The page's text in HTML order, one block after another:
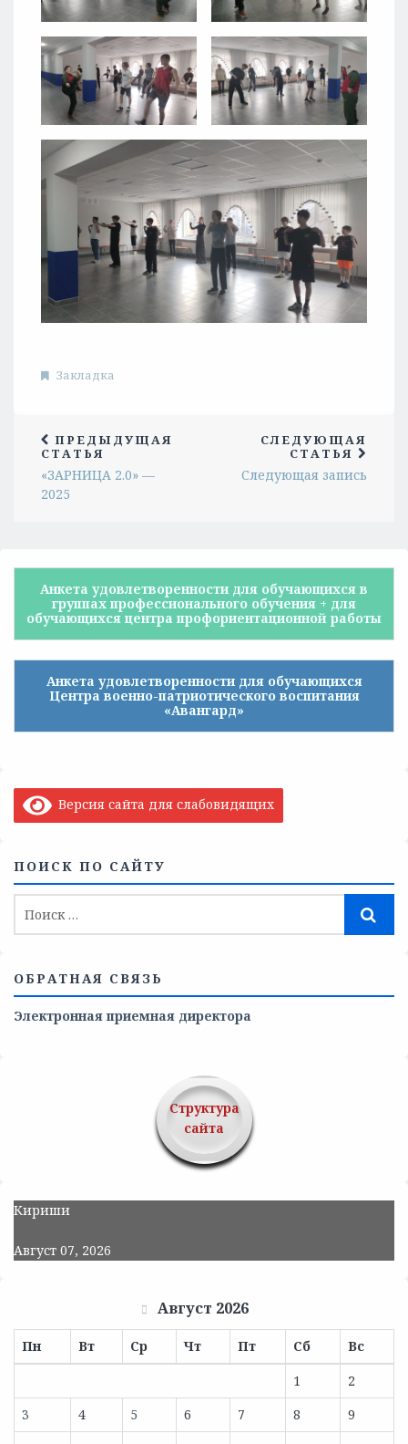
Закладка
ПРЕДЫДУЩАЯ
СТАТЬЯ
«ЗАРНИЦА 2.0» —
2025
СЛЕДУЮЩАЯ
СТАТЬЯ
Следующая запись
Анкета удовлетворенности для обучающихся в
группах профессионального обучения + для
обучающихся центра профориентационной работы
Анкета удовлетворенности для обучающихся
Центра военно-патриотического воспитания
«Авангард»
Версия сайта для слабовидящих
ПОИСК ПО САЙТУ
ОБРАТНАЯ СВЯЗЬ
Электронная приемная директора
Структура
сайта
Кириши
Август 07, 2026
Август 2026
Пн Вт Ср Чт Пт Сб
Вс
1
2
3
4 5 6 7 8
9